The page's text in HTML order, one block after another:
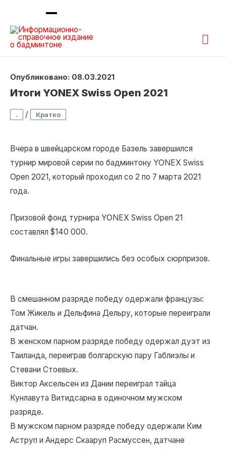
Опубликовано: 08.03.2021
Итоги YONEX Swiss Open 2021
. / Кратко
Вчера в швейцарском городе Базель завершился
турнир мировой серии по бадминтону YONEX Swiss
Open 2021, который проходил со 2 по 7 марта 2021
года.
Призовой фонд турнира YONEX Swiss Open 21
составлял $140 000.
Финальные игры завершились без особых сюрпризов.
В смешанном разряде победу одержали французы:
Том Жикель и Дельфина Дельру, которые переиграли
датчан.
В женском парном разряде победу одержал дуэт из
Таиланда, переиграв болгарскую пару Габлиэлы и
Стевани Стоевых.
Виктор Аксельсен из Дании переиграл тайца
Кунлавута Витидсарна в одиночном мужском
разряде.
В мужском парном разряде победу одержали Ким
Аструп и Андерс Скааруп Расмуссен, датчане